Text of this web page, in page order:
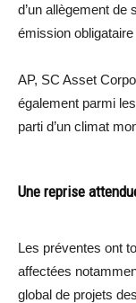
d’un allègement de
émission
AP, SC Asset
également parmi
parti d’un climat
Une reprise
Les préventes ont
affectées
global de projets